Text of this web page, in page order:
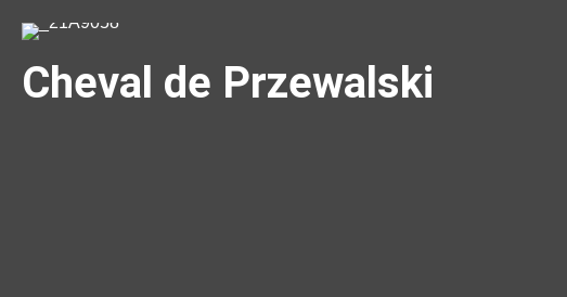
Cheval de Przewalski